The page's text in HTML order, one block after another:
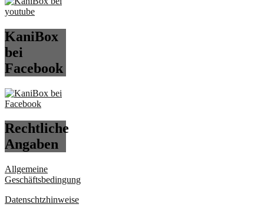
KaniBox
bei
Facebook
Rechtliche
Angaben
Allgemeine
Geschäftsbedingung
Datenschtzhinweise